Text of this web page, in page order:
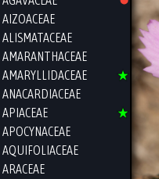
AIZOACEAE
ALISMATACEAE
AMARANTHACEAE
AMARYLLIDACEAE
ANACARDIACEAE
APIACEAE
APOCYNACEAE
AQUIFOLIACEAE
ARACEAE